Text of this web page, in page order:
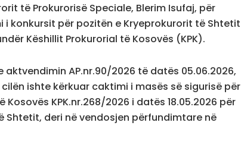
të Prokurorisë Speciale, Blerim Isufaj, për
konkursit për pozitën e Kryeprokurorit të Shtetit
Këshillit Prokurorial të Kosovës (KPK).
AP.nr.90/2026 të datës 05.06.2026,
ishte kërkuar caktimi i masës së sigurisë për
KPK.nr.268/2026 i datës 18.05.2026 për
Shtetit, deri në vendosjen përfundimtare në